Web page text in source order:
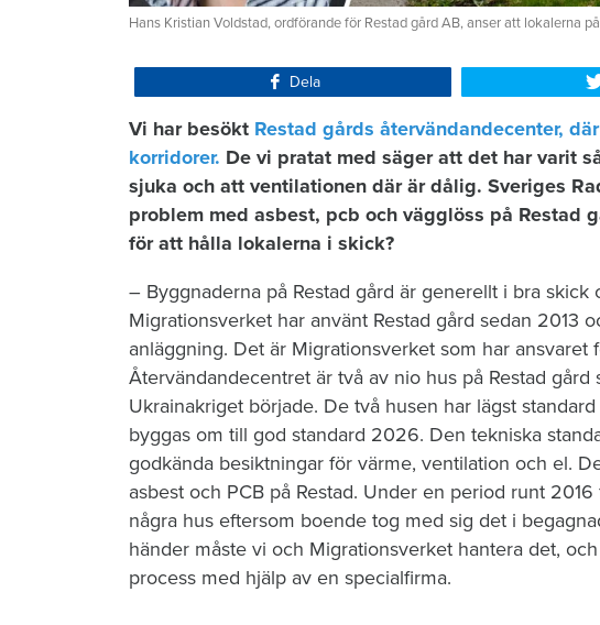
Hans Kristian Voldstad, ordförande för Restad gård AB, anser att lokalerna
Dela
Vi har besökt Restad gårds återvändandecenter,
korridorer. De vi pratat med säger att det har varit
sjuka och att ventilationen där är dålig. Sveriges
problem med asbest, pcb och vägglöss på Restad
för att hålla lokalerna i skick?
– Byggnaderna på Restad gård är generellt i bra
Migrationsverket har använt Restad gård sedan 2013
anläggning. Det är Migrationsverket som har ansvaret
Återvändandecentret är två av nio hus på Restad
Ukrainakriget började. De två husen har lägst
byggas om till god standard 2026. Den tekniska
godkända besiktningar för värme, ventilation och el.
asbest och PCB på Restad. Under en period runt
några hus eftersom boende tog med sig det i
händer måste vi och Migrationsverket hantera det,
process med hjälp av en specialfirma.